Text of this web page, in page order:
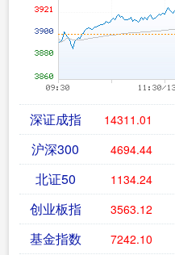
深证成指 14311.01
沪深300 4694.44
北证50 1134.24
创业板指 3563.12
基金指数 7242.10